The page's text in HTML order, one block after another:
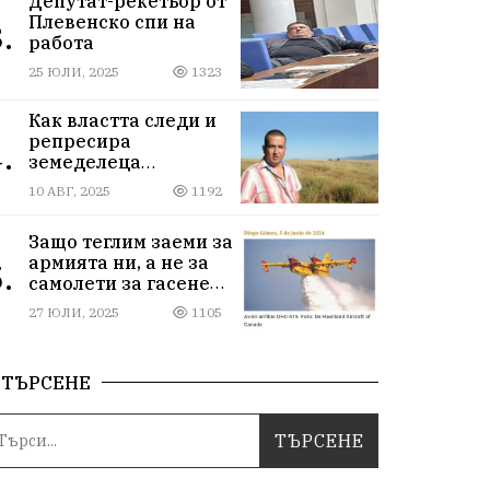
Плевенско спи на
работа
25 ЮЛИ, 2025 1323
Как властта следи и
репресира
земеделеца
Илчовски
10 АВГ, 2025 1192
Защо теглим заеми за
армията ни, а не за
самолети за гасене
на пожари
27 ЮЛИ, 2025 1105
ТЪРСЕНЕ